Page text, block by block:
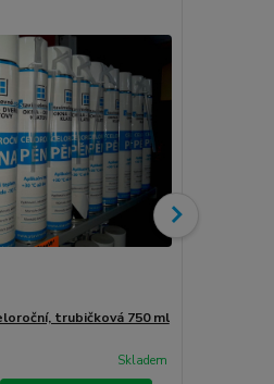
trubičková 750 ml
Skladem